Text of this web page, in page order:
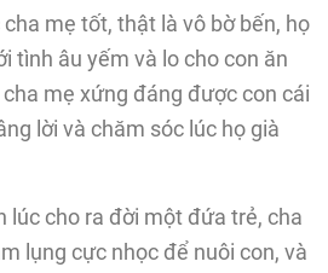
mẹ tốt, thật là vô bờ bến, họ
tình âu yếm và lo cho con ăn
mẹ xứng đáng được con cái
lời và chăm sóc lúc họ già
lúc cho ra đời một đứa trẻ, cha
lụng cực nhọc để nuôi con, và